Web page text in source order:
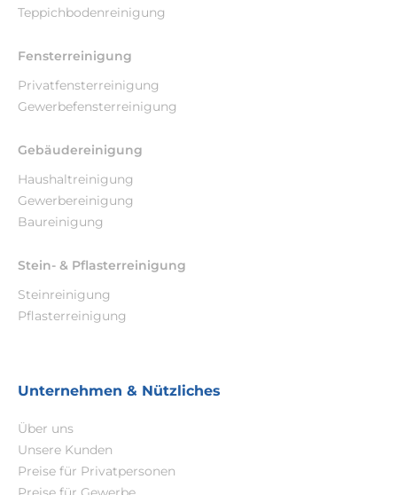
Teppichbodenreinigung
Fensterreinigung
Privatfensterreinigung
Gewerbefensterreinigung
Gebäudereinigung
Haushaltreinigung
Gewerbereinigung
Baureinigung
Stein- & Pflasterreinigung
Steinreinigung
Pflasterreinigung
Unternehmen & Nützliches
Über uns
Unsere Kunden
Preise für Privatpersonen